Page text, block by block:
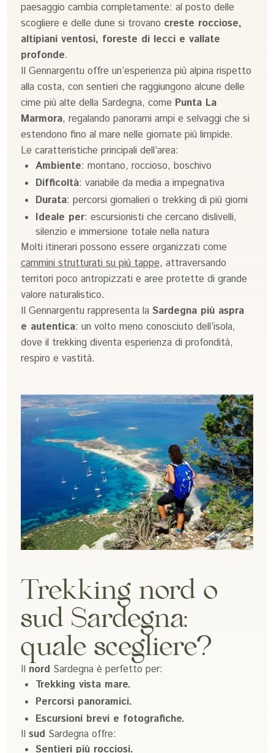
paesaggio cambia completamente: al posto delle
scogliere e delle dune si trovano creste rocciose,
altipiani ventosi, foreste di lecci e vallate
profonde.
Il Gennargentu offre un’esperienza più alpina rispetto
alla costa, con sentieri che raggiungono alcune delle
cime più alte della Sardegna, come Punta La
Marmora, regalando panorami ampi e selvaggi che si
estendono fino al mare nelle giornate più limpide.
Le caratteristiche principali dell’area:
Ambiente: montano, roccioso, boschivo
Difficoltà: variabile da media a impegnativa
Durata: percorsi giornalieri o trekking di più giorni
Ideale per: escursionisti che cercano dislivelli,
silenzio e immersione totale nella natura
Molti itinerari possono essere organizzati come
cammini strutturati su più tappe, attraversando
territori poco antropizzati e aree protette di grande
valore naturalistico.
Il Gennargentu rappresenta la Sardegna più aspra
e autentica: un volto meno conosciuto dell’isola,
dove il trekking diventa esperienza di profondità,
respiro e vastità.
Trekking nord o
sud Sardegna:
quale scegliere?
Il nord Sardegna è perfetto per:
Trekking vista mare.
Percorsi panoramici.
Escursioni brevi e fotografiche.
Il sud Sardegna offre:
Sentieri più rocciosi.